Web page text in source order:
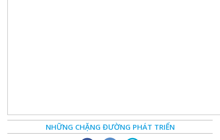
NHỮNG CHẶNG ĐƯỜNG PHÁT TRIỂN